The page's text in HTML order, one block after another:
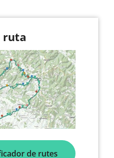
ruta
de rutes